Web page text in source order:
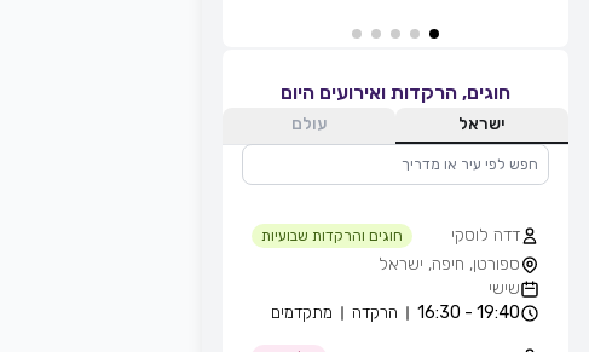
חוגים, הרקדות ואירועים היום
ישראל עולם
דדה לוסקי חוגים והרקדות שבועיות
ספורטן, חיפה, ישראל
שישי
19:40 - 16:30
הרקדה מתקדמים